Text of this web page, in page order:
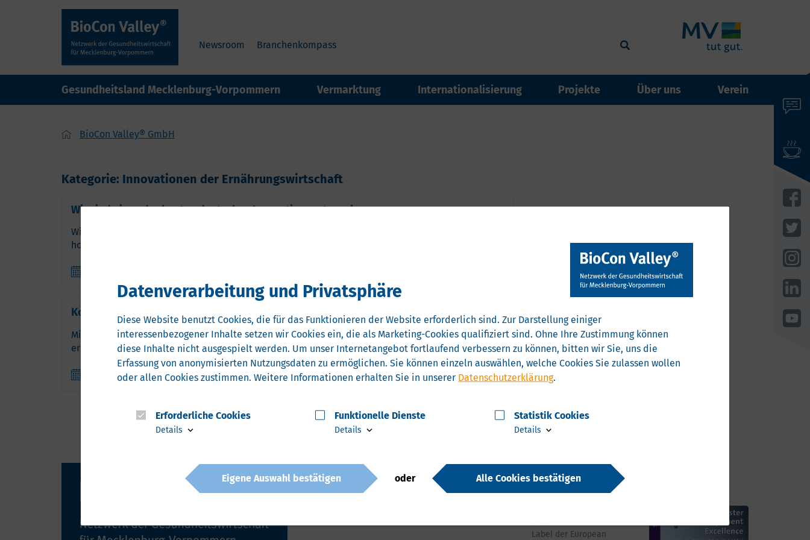
Newsroom Branchenkompass
Gesundheitsland Mecklenburg-Vorpommern Vermarktung Internationalisierung Projekte Über uns Verein
BioCon Valley® GmbH
Kategorie: Innovationen der Ernährungswirtschaft
Wir sind eines der besten deutschen Innovationsnetzwerke
Wir wurden zum dritten Mal in Folge mit dem „Silber Label“ ausgezeichnet. Es würdigt erneut die
hohe Qualität unseres Clustermanagements.
Kontaktstelle in die Greater Bay Area in China
Mitte Oktober gestartet: Das „International Exchange and Innovation Center“ von CELISCA
ermöglicht Zusammenarbeit mit Gesundheitswirtschaft Chinas.
01.01.2023
Silber
Label der European
Datenverarbeitung und Privatsphäre
Diese Website benutzt Cookies, die für das Funktionieren der Website erforderlich sind. Zur Darstellung einiger
interessenbezogener Inhalte setzen wir Cookies ein, die als Marketing-Cookies qualifiziert sind. Ohne Ihre Zustimmung können
diese Inhalte nicht ausgespielt werden. Um unser Internetangebot fortlaufend verbessern zu können, bitten wir Sie, uns die
Erfassung von anonymisierten Nutzungsdaten zu ermöglichen. Sie können einzeln auswählen, welche Cookies Sie zulassen wollen
oder allen Cookies zustimmen. Weitere Informationen erhalten Sie in unserer Datenschutzerklärung.
Erforderliche Cookies
Details
Funktionelle Dienste
Details
Statistik Cookies
Details
Eigene Auswahl bestätigen oder Alle Cookies bestätigen